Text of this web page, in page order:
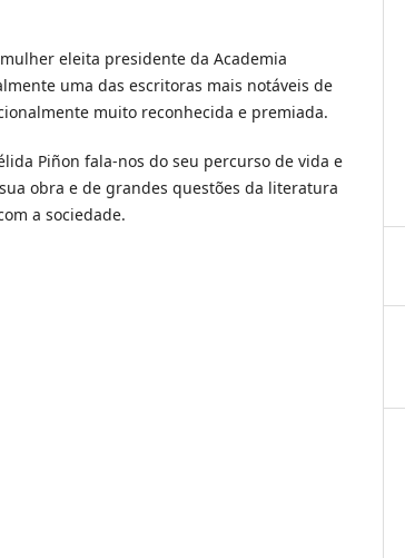
eleita presidente da Academia
uma das escritoras mais notáveis de
muito reconhecida e premiada.
Piñon fala-nos do seu percurso de vida e
obra e de grandes questões da literatura
a sociedade.